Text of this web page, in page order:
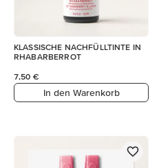
KLASSISCHE NACHFÜLLTINTE IN
RHABARBERROT
7,50 €
In den Warenkorb